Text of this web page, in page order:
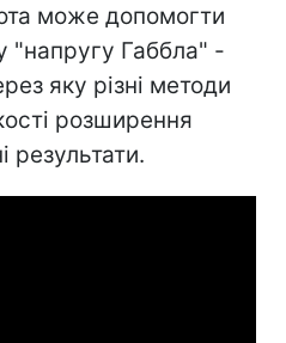
може допомогти
"напругу Габбла" -
яку різні методи
розширення
результати.